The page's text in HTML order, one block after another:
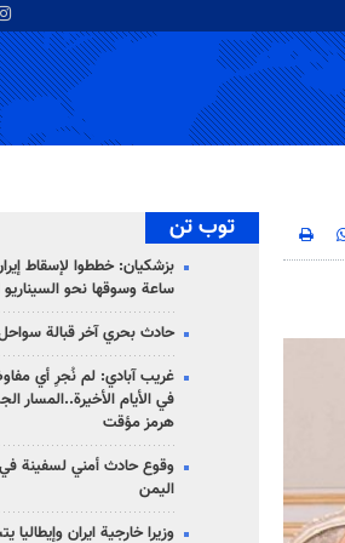
توب تن
ساعة وسوقها نحو
حادث بحري آخر قبالة
غريب آبادي: لم نُجرِ أي
في الأيام الأخيرة..المسار
هرمز مؤقت
وقوع حادث أمني لسفينة
اليمن
وزيرا خارجية ايران وإيطاليا